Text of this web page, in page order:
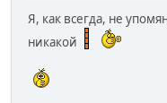
Я, как всегда, не
никакой